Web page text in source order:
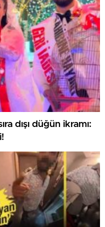
dışı düğün ikramı: